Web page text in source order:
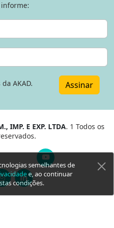
AKAD. Assinar
IMP. E EXP. LTDA. 1 Todos os
semelhantes de
e, ao continuar
condições.